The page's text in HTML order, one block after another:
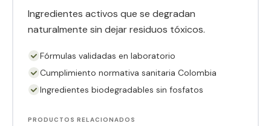
Ingredientes activos que se degradan
naturalmente sin dejar residuos tóxicos.
Fórmulas validadas en laboratorio
Cumplimiento normativa sanitaria Colombia
Ingredientes biodegradables sin fosfatos
PRODUCTOS RELACIONADOS